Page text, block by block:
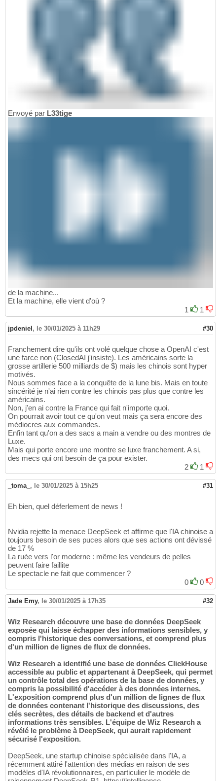
Envoyé par L33tige
de la machine...
Et la machine, elle vient d'où ?
1
1
jpdeniel, le 30/01/2025 à 11h29 #30
Franchement dire qu'ils ont volé quelque chose a OpenAI c'est
une farce non (ClosedAI j'insiste). Les américains sorte la
grosse artillerie 500 milliards de $) mais les chinois sont hyper
motivés.
Nous sommes face a la conquête de la lune bis. Mais en toute
sincérité je n'ai rien contre les chinois pas plus que contre les
américains.
Non, j'en ai contre la France qui fait n'importe quoi.
On pourrait avoir tout ce qu'on veut mais ça sera encore des
médiocres aux commandes.
Enfin tant qu'on a des sacs a main a vendre ou des montres de
Luxe.
Mais qui porte encore une montre se luxe franchement. A si,
des mecs qui ont besoin de ça pour exister.
2
1
_toma_ , le 30/01/2025 à 15h25 #31
Eh bien, quel déferlement de news !
Nvidia rejette la menace DeepSeek et affirme que l'IA chinoise a
toujours besoin de ses puces alors que ses actions ont dévissé
de 17 %
La ruée vers l'or moderne : même les vendeurs de pelles
peuvent faire faillite
Le spectacle ne fait que commencer ?
0
0
Jade Emy, le 30/01/2025 à 17h35 #32
Wiz Research découvre une base de données DeepSeek
exposée qui laisse échapper des informations sensibles, y
compris l'historique des conversations, et comprend plus
d'un million de lignes de flux de données.
Wiz Research a identifié une base de données ClickHouse
accessible au public et appartenant à DeepSeek, qui permet
un contrôle total des opérations de la base de données, y
compris la possibilité d'accéder à des données internes.
L'exposition comprend plus d'un million de lignes de flux
de données contenant l'historique des discussions, des
clés secrètes, des détails de backend et d'autres
informations très sensibles. L'équipe de Wiz Research a
révélé le problème à DeepSeek, qui aurait rapidement
sécurisé l'exposition.
DeepSeek, une startup chinoise spécialisée dans l'IA, a
récemment attiré l'attention des médias en raison de ses
modèles d'IA révolutionnaires, en particulier le modèle de